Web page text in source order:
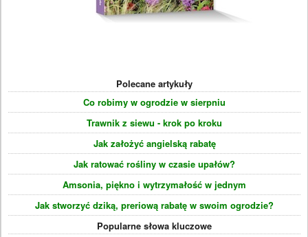
Polecane artykuły
Co robimy w ogrodzie w sierpniu
Trawnik z siewu - krok po kroku
Jak założyć angielską rabatę
Jak ratować rośliny w czasie upałów?
Amsonia, piękno i wytrzymałość w jednym
Jak stworzyć dziką, preriową rabatę w swoim ogrodzie?
Popularne słowa kluczowe